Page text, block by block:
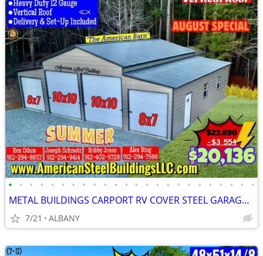
• • • • • • • • • • • • • • • • • • • • • • • •
METAL BUILDINGS CARPORT RV COVER STEEL GARAGE POLE BARN METAL BUILDING
7/21 ALBANY